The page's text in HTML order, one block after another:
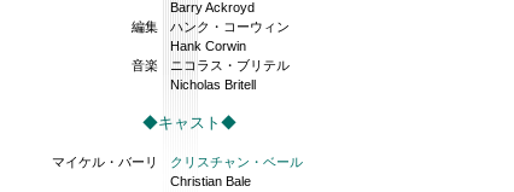
Barry Ackroyd
編集
ハンク・コーウィン
Hank Corwin
音楽
ニコラス・ブリテル
Nicholas Britell
◆キャスト◆
マイケル・バーリ
クリスチャン・ベール
Christian Bale